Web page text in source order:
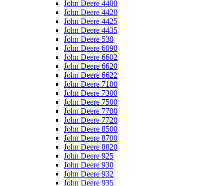
John Deere 4400
John Deere 4420
John Deere 4425
John Deere 4435
John Deere 530
John Deere 6090
John Deere 6602
John Deere 6620
John Deere 6622
John Deere 7100
John Deere 7300
John Deere 7500
John Deere 7700
John Deere 7720
John Deere 8500
John Deere 8700
John Deere 8820
John Deere 925
John Deere 930
John Deere 932
John Deere 935